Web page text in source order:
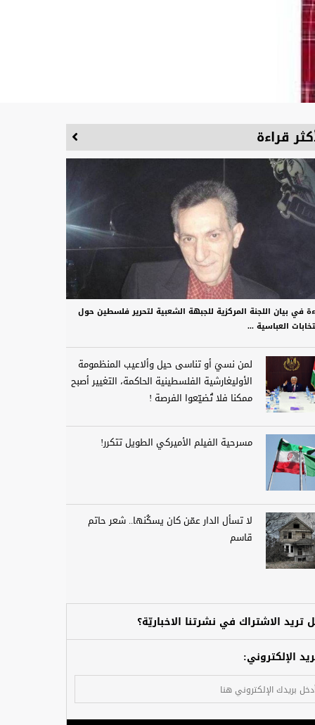
قراءة
في بيان اللجنة المركزية للجبهة الشعبية لتحرير فلسطين حول
العباسية ...
لمن نسيَ أو تناسى حيل وألاعيب المنظمومة
الأوليغارشية الفلسطينية الحاكمة، التغيير أصبح
ممكنا فلا تُضيّعوا الفرصة !
مسرحية الفيلم الأميركي الطويل تتكرر!
لا تسأل الدار عمّن كان يسكُنها.. شعر حاتم
قاسم
تريد الاشتراك في نشرتنا الاخباريّة؟
الإلكتروني: